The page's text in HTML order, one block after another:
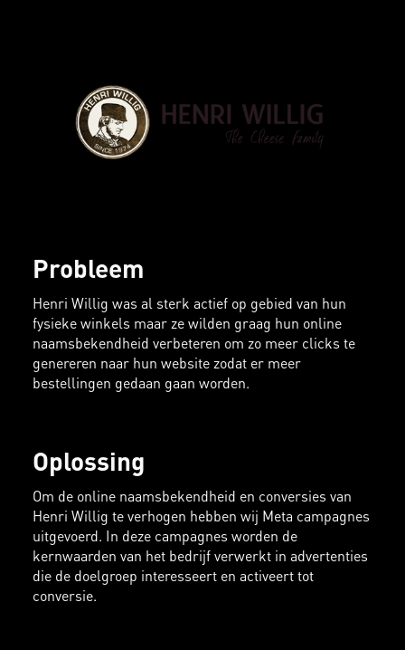
Probleem
Henri Willig was al sterk actief op gebied van hun
fysieke winkels maar ze wilden graag hun online
naamsbekendheid verbeteren om zo meer clicks te
genereren naar hun website zodat er meer
bestellingen gedaan gaan worden.
Oplossing
Om de online naamsbekendheid en conversies van
Henri Willig te verhogen hebben wij Meta campagnes
uitgevoerd. In deze campagnes worden de
kernwaarden van het bedrijf verwerkt in advertenties
die de doelgroep interesseert en activeert tot
conversie.